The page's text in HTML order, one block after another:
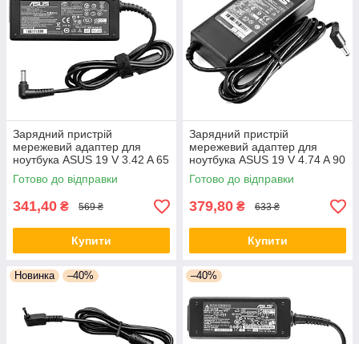
Зарядний пристрій
мережевий адаптер для
ноутбука ASUS 19 V 3.42 A 65
W штекер 5.5*2.5 Блок
живлення для ноутбука
Готово до відправки
341,40 ₴ 569 ₴
Купити
Зарядний пристрій
мережевий адаптер для
ноутбука ASUS 19 V 4.74 A 90
W штекер Блок живлення
Асус
Готово до відправки
379,80 ₴ 633 ₴
Купити
Новинка –40% –40%